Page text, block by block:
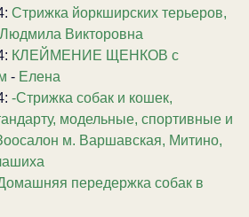
Стрижка йоркширских терьеров,
Людмила Викторовна
КЛЕЙМЕНИЕ ЩЕНКОВ с
- Елена
-Стрижка собак и кошек,
модельные, спортивные и
м. Варшавская, Митино,
передержка собак в